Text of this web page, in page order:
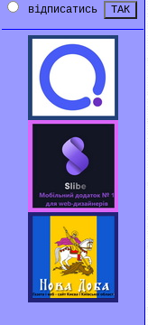
відписатись